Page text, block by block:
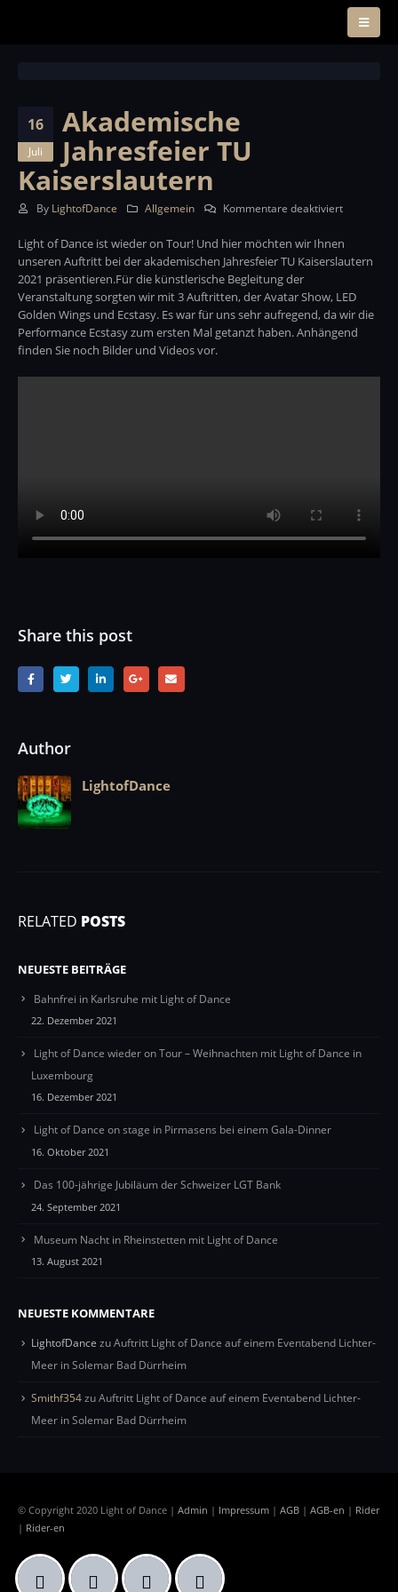
16
Juli
Akademische
Jahresfeier TU
Kaiserslautern
By LightofDance Allgemein Kommentare deaktiviertfür
Jahresfeier
TU
Light of Dance ist wieder on Tour! Und hier möchten wir Ihnen
unseren Auftritt bei der akademischen Jahresfeier TU Kaiserslautern
2021 präsentieren.Für die künstlerische Begleitung der
Veranstaltung sorgten wir mit 3 Auftritten, der Avatar Show, LED
Golden Wings und Ecstasy. Es war für uns sehr aufregend, da wir die
Performance Ecstasy zum ersten Mal getanzt haben. Anhängend
finden Sie noch Bilder und Videos vor.
Share this post
Author
LightofDance
RELATED POSTS
NEUESTE BEITRÄGE
Bahnfrei in Karlsruhe mit Light of Dance
22. Dezember 2021
Light of Dance wieder on Tour – Weihnachten mit Light of Dance in
Luxembourg
16. Dezember 2021
Light of Dance on stage in Pirmasens bei einem Gala-Dinner
16. Oktober 2021
Das 100-jährige Jubiläum der Schweizer LGT Bank
24. September 2021
Museum Nacht in Rheinstetten mit Light of Dance
13. August 2021
NEUESTE KOMMENTARE
LightofDance zuAuftritt Light of Dance auf einem Eventabend Lichter-
Meer in Solemar Bad Dürrheim
Smithf354zuAuftritt Light of Dance auf einem Eventabend Lichter-
Meer in Solemar Bad Dürrheim
© Copyright 2020 Light of Dance | Admin | Impressum | AGB | AGB-en | Rider
| Rider-en